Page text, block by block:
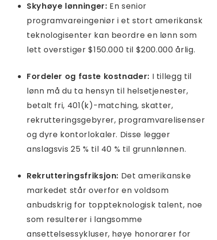
Skyhøye lønninger: En senior
programvareingeniør i et stort amerikansk
teknologisenter kan beordre en lønn som
lett overstiger $150.000 til $200.000 årlig.
Fordeler og faste kostnader: I tillegg til
lønn må du ta hensyn til helsetjenester,
betalt fri, 401(k)-matching, skatter,
rekrutteringsgebyrer, programvarelisenser
og dyre kontorlokaler. Disse legger
anslagsvis 25 % til 40 % til grunnlønnen.
Rekrutteringsfriksjon: Det amerikanske
markedet står overfor en voldsom
anbudskrig for toppteknologisk talent, noe
som resulterer i langsomme
ansettelsessykluser, høye honorarer for